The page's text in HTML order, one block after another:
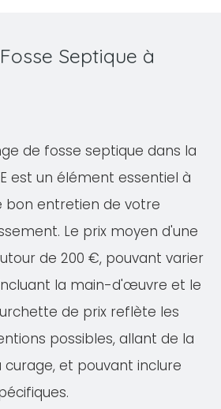
Septique à
de fosse septique dans la
est un élément essentiel à
bon entretien de votre
Le prix moyen d'une
de 200 €, pouvant varier
la main-d'œuvre et le
de prix reflète les
possibles, allant de la
et pouvant inclure